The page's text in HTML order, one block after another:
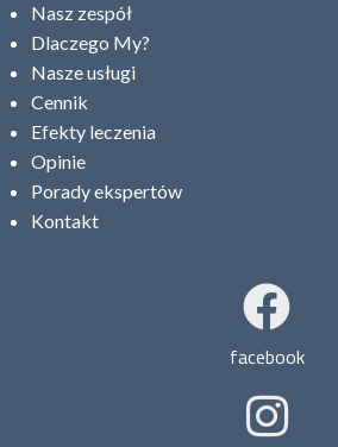
Nasz zespół
Dlaczego My?
Nasze usługi
Cennik
Efekty leczenia
Opinie
Porady ekspertów
Kontakt
facebook